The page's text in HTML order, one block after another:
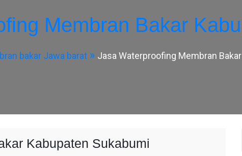
Membran Bakar
bakar Jawa barat Jasa Waterproofing Membran
Kabupaten Sukabumi